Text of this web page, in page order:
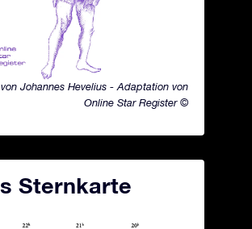
Johannes Hevelius - Adaptation von
Online Star Register ©
Sternkarte